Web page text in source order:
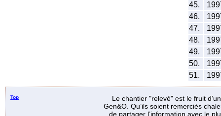
45.
46.
47.
48.
49.
50.
51.
Top
Le chantier "relevé" est le fruit
Gen&O. Qu’ils soient remerciés
de partager l’information avec le